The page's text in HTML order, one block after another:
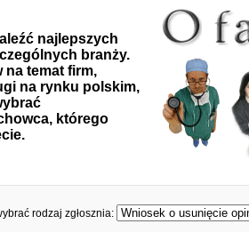
najlepszych
branży.
na temat firm,
na rynku polskim,
którego
rodzaj zgłosznia: